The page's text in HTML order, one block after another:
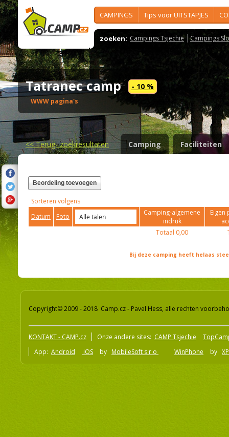
CAMPINGS Tips voor UITSTAPJES
zoeken: Campings Tsjechië Campings
Tatranec camp - 10 %
WWW pagina's
<<Terug- zoekresultaten Camping Faciliteiten
Beordeling toevoegen
Sorteren volgens
Datum
Foto
Camping-algemene
indruk
Eigen
Totaal 0,00
Bij deze camping heeft helaas
Copyright© 2009 - 2018 Camp.cz - Pavel Hess, alle rechten
KONTAKT - CAMP.cz Onze andere sites: CAMP Tsjechië
App: Android iOS by MobileSoft s.r.o WinPhone by